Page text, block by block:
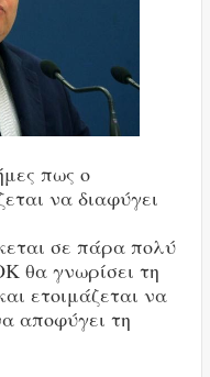
πως ο
να διαφύγει
σε πάρα πολύ
θα γνωρίσει τη
ετοιμάζεται να
αποφύγει τη